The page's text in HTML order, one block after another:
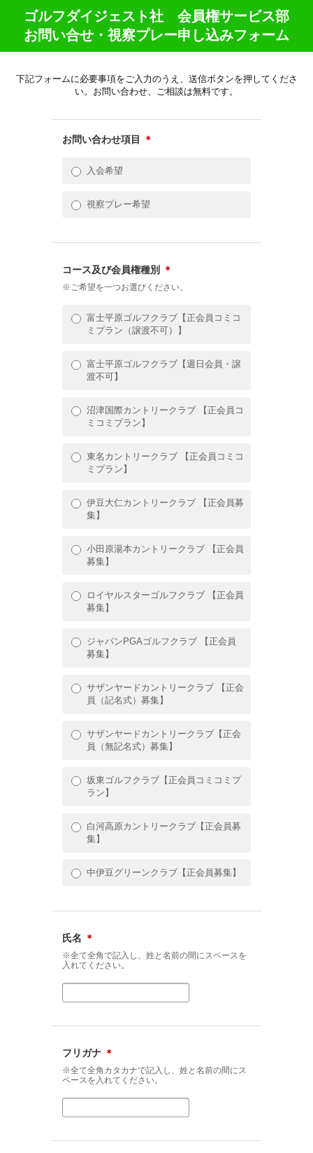
ゴルフダイジェスト社 会員権サービス部
お問い合せ・視察プレー申し込みフォーム
下記フォームに必要事項をご入力のうえ、送信ボタンを押してくださ
い。お問い合わせ、ご相談は無料です。
お問い合わせ項目 ＊
入会希望
視察プレー希望
コース及び会員権種別 ＊
※ご希望を一つお選びください。
富士平原ゴルフクラブ【正会員コミコ
ミプラン（譲渡不可）】
富士平原ゴルフクラブ【週日会員・譲
渡不可】
沼津国際カントリークラブ 【正会員コ
ミコミプラン】
東名カントリークラブ 【正会員コミコ
ミプラン】
伊豆大仁カントリークラブ 【正会員募
集】
小田原湯本カントリークラブ 【正会員
募集】
ロイヤルスターゴルフクラブ 【正会員
募集】
ジャパンPGAゴルフクラブ 【正会員
募集】
サザンヤードカントリークラブ 【正会
員（記名式）募集】
サザンヤードカントリークラブ【正会
員（無記名式）募集】
坂東ゴルフクラブ【正会員コミコミプ
ラン】
白河高原カントリークラブ【正会員募
集】
中伊豆グリーンクラブ【正会員募集】
氏名 ＊
※全て全角で記入し、姓と名前の間にスペースを
入れてください。
フリガナ ＊
※全て全角カタカナで記入し、姓と名前の間にス
ペースを入れてください。